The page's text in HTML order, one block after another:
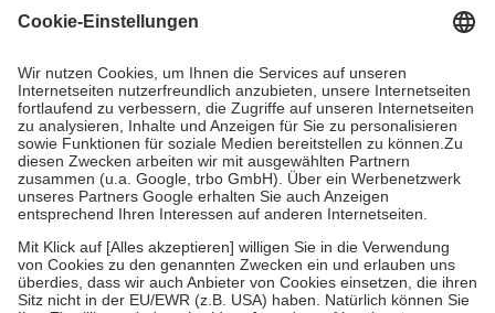
Kosten dafür, der Versicherte trägt einen Teil davon als Zuzahlung
Grundsätzlich leisten Mitglieder Zuzahlungen in Höhe von zehn
Prozent des Abgabepreises,mindestensjedochfünf Euround
höchstens zehn Euro.Es sind jedoch nie mehr als die tatsächlichen
Kosten der Leistung zu entrichten.
Diese Regeln gelten grundsätzlich auch für Online-Apotheken.
Bei Heilmitteln und häuslicher Krankenpflege beträgt die
Zuzahlung zehn Prozent der Kosten sowie zehn Euro je
Um das Engagement der Versicherten für ihre eigene Gesundheit zu
stärken und die besondere Stellung der Familie zu unterstützen,
fallenkeine Zuzahlungen an bei: